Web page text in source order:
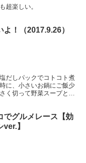
超楽しい。
よ！（2017.9.26）
だしパックでコトコト煮
に、小さいお鍋にご飯少
く切って野菜スープと煮
でグルメレース【効
】